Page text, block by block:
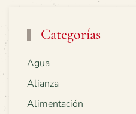
Categorías
Agua
Alianza
Alimentación